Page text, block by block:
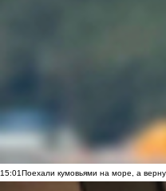
15:01Поехали кумовьями на море, а